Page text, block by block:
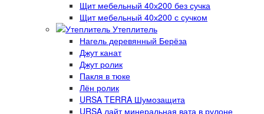
Щит мебельный 40х200 без сучка
Щит мебельный 40х200 с сучком
Утеплитель
Нагель деревянный Берёза
Джут канат
Джут ролик
Пакля в тюке
Лён ролик
URSA TERRA Шумозащита
URSA лайт минеральная вата в рулоне